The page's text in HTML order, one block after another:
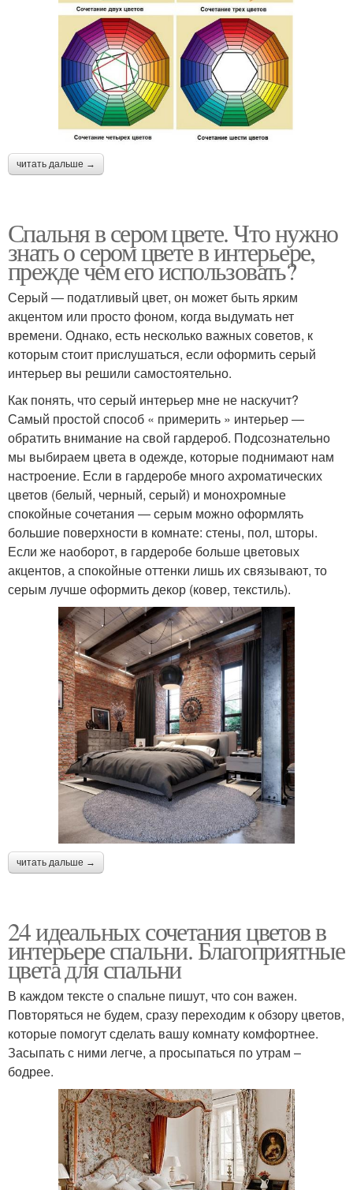
читать дальше →
Спальня в сером цвете. Что нужно
знать о сером цвете в интерьере,
прежде чем его использовать?
Серый ― податливый цвет, он может быть ярким
акцентом или просто фоном, когда выдумать нет
времени. Однако, есть несколько важных советов, к
которым стоит прислушаться, если оформить серый
интерьер вы решили самостоятельно.
Как понять, что серый интерьер мне не наскучит?
Самый простой способ « примерить » интерьер ―
обратить внимание на свой гардероб. Подсознательно
мы выбираем цвета в одежде, которые поднимают нам
настроение. Если в гардеробе много ахроматических
цветов (белый, черный, серый) и монохромные
спокойные сочетания ― серым можно оформлять
большие поверхности в комнате: стены, пол, шторы.
Если же наоборот, в гардеробе больше цветовых
акцентов, а спокойные оттенки лишь их связывают, то
серым лучше оформить декор (ковер, текстиль).
читать дальше →
24 идеальных сочетания цветов в
интерьере спальни. Благоприятные
цвета для спальни
В каждом тексте о спальне пишут, что сон важен.
Повторяться не будем, сразу переходим к обзору цветов,
которые помогут сделать вашу комнату комфортнее.
Засыпать с ними легче, а просыпаться по утрам ‒
бодрее.